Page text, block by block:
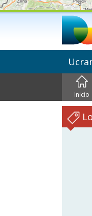
Inicio